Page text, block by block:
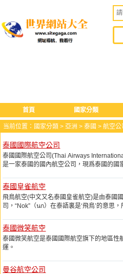
首頁 國家分類
当前位置： 國家分類 > 亞洲 > 泰國 > 航空公
泰國國際航空公司
泰國國際航空公司(Thai Airways
是一家泰國的國內航空公司，現爲泰國的國
泰國皇雀航空
飛鳥航空(中文又名泰國皇雀航空)是由泰國
司，“Nok”（นก）在泰語裏是‘飛鳥’的意思
要飛行以曼谷爲中心的泰國國內航線，票價
泰國微笑航空
泰國微笑航空是泰國國際航空旗下的地區
運。
曼谷航空公司